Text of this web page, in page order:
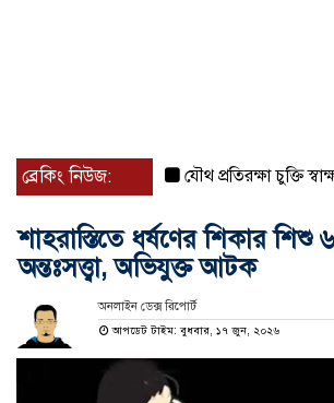
ব্রেকিং নিউজ: যৌথ প্রতিরক্ষা চুক্তি স্বাক্ষর
শাহরাস্তিতে ধর্ষণের শিকার শিশু
অন্তঃসত্ত্বা, অভিযুক্ত আটক
অনলাইন ডেক্স রিপোর্ট
আপডেট টাইম: বুধবার, ১৭ জুন, ২০২৬